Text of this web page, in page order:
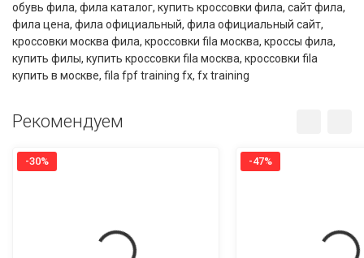
обувь фила, фила каталог, купить кроссовки фила, сайт фила,
фила цена, фила официальный, фила официальный сайт,
кроссовки москва фила, кроссовки fila москва, кроссы фила,
купить филы, купить кроссовки fila москва, кроссовки fila
купить в москве, fila fpf training fx, fx training
Рекомендуем
-30% -47%